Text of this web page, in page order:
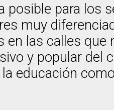
posible para los
muy
las calles que
y popular del
educación